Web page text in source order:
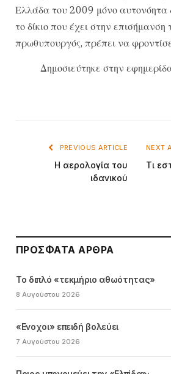
Ελλάδα του 2009 μόνο αυτονόητα
το δίκιο που έχει στην επισήμανση
πρωθυπουργός, πρέπει να
Δημοσιεύτηκε στην
PREVIOUS ARTICLE
Η αερολογία του
ιδανικού
NEXT
Τι
ΠΡΌΣΦΑΤΑ ΆΡΘΡΑ
Το διπλό «τεκμήριο αθωότητας»
8 Αυγούστου 2026
«Ενοχοι» επειδή βολεύει
7 Αυγούστου 2026